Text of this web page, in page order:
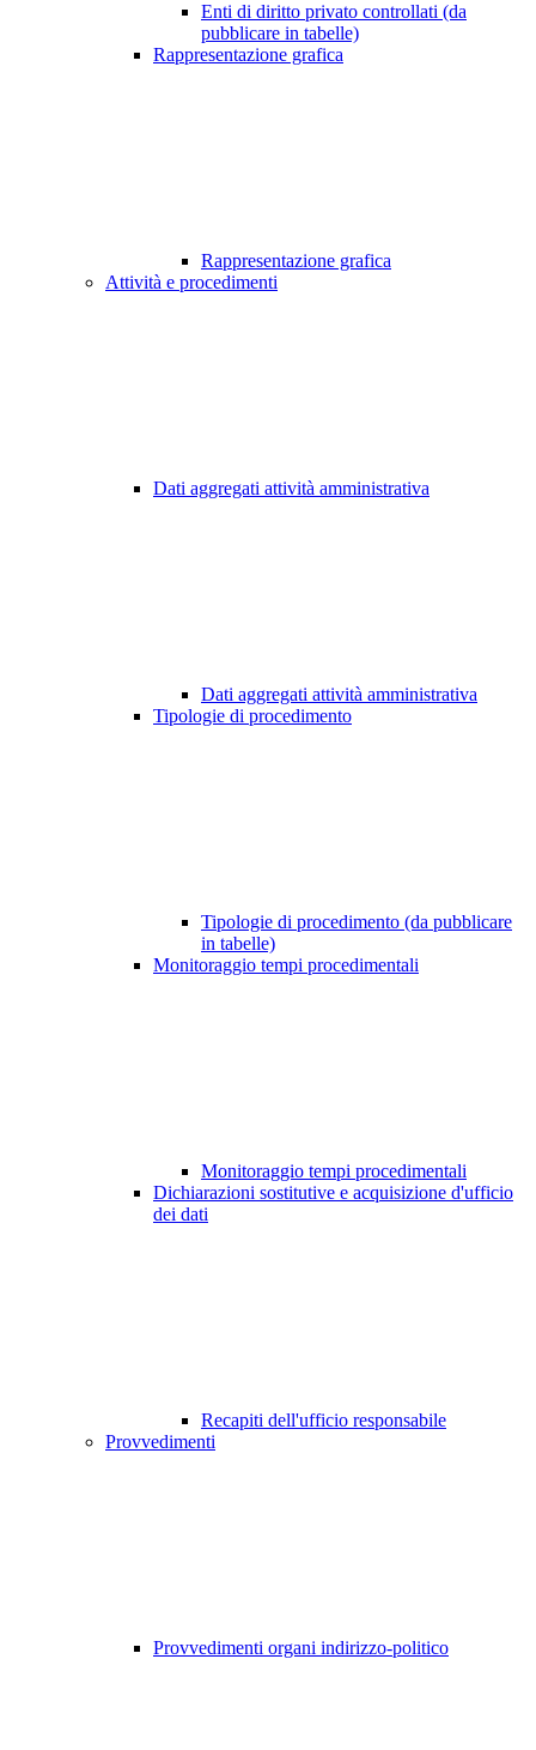
Enti di diritto privato controllati (da
pubblicare in tabelle)
Rappresentazione grafica
Rappresentazione grafica
Attività e procedimenti
Dati aggregati attività amministrativa
Dati aggregati attività amministrativa
Tipologie di procedimento
Tipologie di procedimento (da pubblicare
in tabelle)
Monitoraggio tempi procedimentali
Monitoraggio tempi procedimentali
Dichiarazioni sostitutive e acquisizione d'ufficio
dei dati
Recapiti dell'ufficio responsabile
Provvedimenti
Provvedimenti organi indirizzo-politico